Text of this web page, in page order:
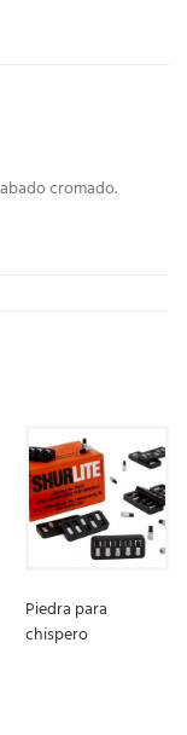
cromado.
Piedra para
chispero